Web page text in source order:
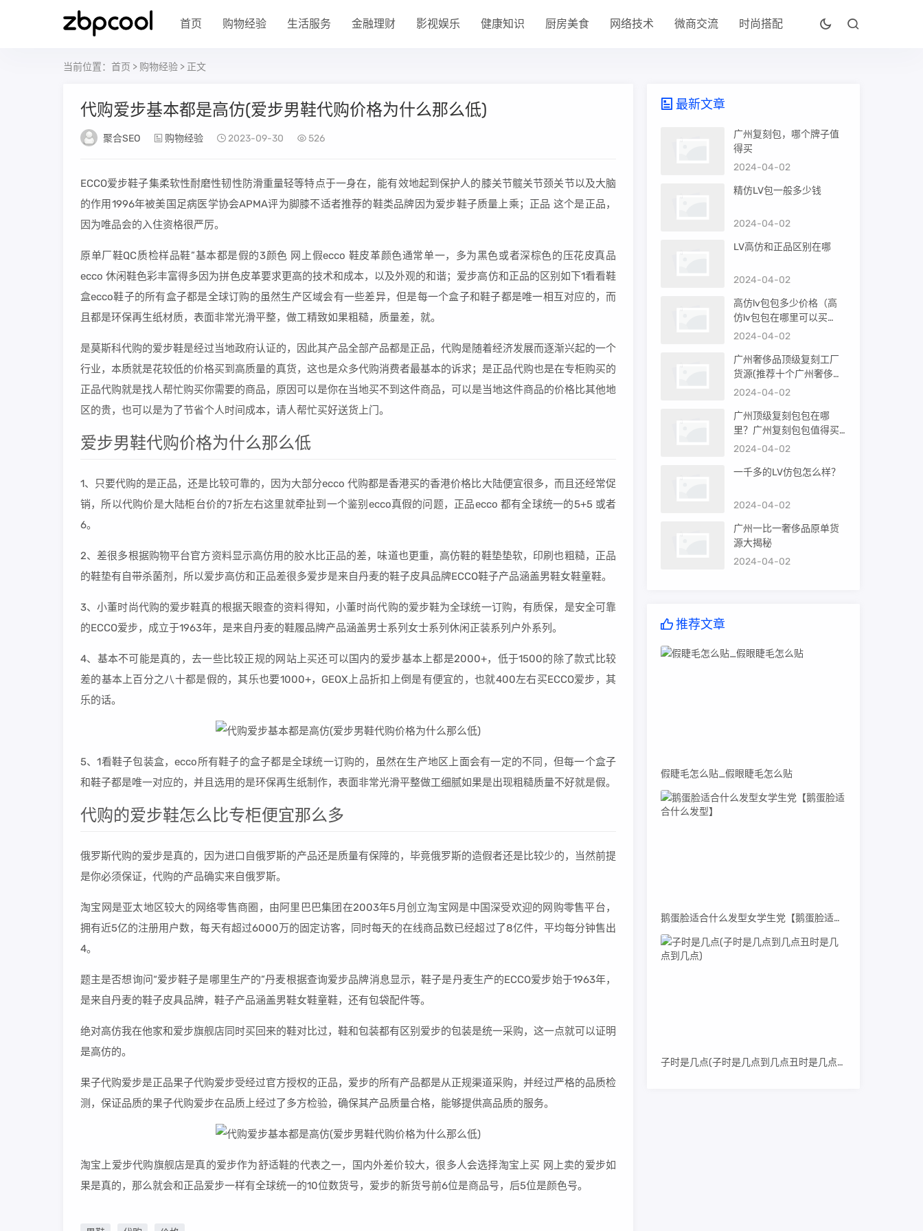
首页 购物经验 生活服务 金融理财 影视娱乐 健康知识 厨房美食 网络技术 微商交流 时尚搭配
当前位置： 首页 > 购物经验 > 正文
代购爱步基本都是高仿(爱步男鞋代购价格为什么那么低)
聚合SEO 购物经验 2023-09-30 526
ECCO爱步鞋子集柔软性耐磨性韧性防滑重量轻等特点于一身在，能有效地起到保护人的膝关节髋关节颈关节以及大脑
的作用1996年被美国足病医学协会APMA评为脚膝不适者推荐的鞋类品牌因为爱步鞋子质量上乘；正品 这个是正品，
因为唯品会的入住资格很严厉。
原单厂鞋QC质检样品鞋”基本都是假的3颜色 网上假ecco 鞋皮革颜色通常单一，多为黑色或者深棕色的压花皮真品
ecco 休闲鞋色彩丰富得多因为拼色皮革要求更高的技术和成本，以及外观的和谐；爱步高仿和正品的区别如下1看看鞋
盒ecco鞋子的所有盒子都是全球订购的虽然生产区域会有一些差异，但是每一个盒子和鞋子都是唯一相互对应的，而
且都是环保再生纸材质，表面非常光滑平整，做工精致如果粗糙，质量差，就。
是莫斯科代购的爱步鞋是经过当地政府认证的，因此其产品全部产品都是正品，代购是随着经济发展而逐渐兴起的一个
行业，本质就是花较低的价格买到高质量的真货，这也是众多代购消费者最基本的诉求；是正品代购也是在专柜购买的
正品代购就是找人帮忙购买你需要的商品，原因可以是你在当地买不到这件商品，可以是当地这件商品的价格比其他地
区的贵，也可以是为了节省个人时间成本，请人帮忙买好送货上门。
爱步男鞋代购价格为什么那么低
1、只要代购的是正品，还是比较可靠的，因为大部分ecco 代购都是香港买的香港价格比大陆便宜很多，而且还经常促
销，所以代购价是大陆柜台价的7折左右这里就牵扯到一个鉴别ecco真假的问题，正品ecco 都有全球统一的5+5 或者
6。
2、差很多根据购物平台官方资料显示高仿用的胶水比正品的差，味道也更重，高仿鞋的鞋垫垫软，印刷也粗糙，正品
的鞋垫有自带杀菌剂，所以爱步高仿和正品差很多爱步是来自丹麦的鞋子皮具品牌ECCO鞋子产品涵盖男鞋女鞋童鞋。
3、小董时尚代购的爱步鞋真的根据天眼查的资料得知，小董时尚代购的爱步鞋为全球统一订购，有质保，是安全可靠
的ECCO爱步，成立于1963年，是来自丹麦的鞋履品牌产品涵盖男士系列女士系列休闲正装系列户外系列。
4、基本不可能是真的，去一些比较正规的网站上买还可以国内的爱步基本上都是2000+，低于1500的除了款式比较
差的基本上百分之八十都是假的，其乐也要1000+，GEOX上品折扣上倒是有便宜的，也就400左右买ECCO爱步，其
乐的话。
5、1看鞋子包装盒，ecco所有鞋子的盒子都是全球统一订购的，虽然在生产地区上面会有一定的不同，但每一个盒子
和鞋子都是唯一对应的，并且选用的是环保再生纸制作，表面非常光滑平整做工细腻如果是出现粗糙质量不好就是假。
代购的爱步鞋怎么比专柜便宜那么多
俄罗斯代购的爱步是真的，因为进口自俄罗斯的产品还是质量有保障的，毕竟俄罗斯的造假者还是比较少的，当然前提
是你必须保证，代购的产品确实来自俄罗斯。
淘宝网是亚太地区较大的网络零售商圈，由阿里巴巴集团在2003年5月创立淘宝网是中国深受欢迎的网购零售平台，
拥有近5亿的注册用户数，每天有超过6000万的固定访客，同时每天的在线商品数已经超过了8亿件，平均每分钟售出
4。
题主是否想询问“爱步鞋子是哪里生产的”丹麦根据查询爱步品牌消息显示，鞋子是丹麦生产的ECCO爱步始于1963年，
是来自丹麦的鞋子皮具品牌，鞋子产品涵盖男鞋女鞋童鞋，还有包袋配件等。
绝对高仿我在他家和爱步旗舰店同时买回来的鞋对比过，鞋和包装都有区别爱步的包装是统一采购，这一点就可以证明
是高仿的。
果子代购爱步是正品果子代购爱步受经过官方授权的正品，爱步的所有产品都是从正规渠道采购，并经过严格的品质检
测，保证品质的果子代购爱步在品质上经过了多方检验，确保其产品质量合格，能够提供高品质的服务。
淘宝上爱步代购旗舰店是真的爱步作为舒适鞋的代表之一，国内外差价较大，很多人会选择淘宝上买 网上卖的爱步如
果是真的，那么就会和正品爱步一样有全球统一的10位数货号，爱步的新货号前6位是商品号，后5位是颜色号。
最新文章
广州复刻包，哪个牌子值
得买
2024-04-02
精仿LV包一般多少钱
2024-04-02
LV高仿和正品区别在哪
2024-04-02
高仿lv包包多少价格（高
仿lv包包在哪里可以买
到）
2024-04-02
广州奢侈品顶级复刻工厂
货源(推荐十个广州奢侈品
购买渠道)
2024-04-02
广州顶级复刻包包在哪
里？广州复刻包包值得买
吗？
2024-04-02
一千多的LV仿包怎么样？
2024-04-02
广州一比一奢侈品原单货
源大揭秘
2024-04-02
推荐文章
假睫毛怎么贴_假眼睫毛怎么贴
鹅蛋脸适合什么发型女学生党【鹅蛋脸适合什么发型】
子时是几点(子时是几点到几点丑时是几点到几点)